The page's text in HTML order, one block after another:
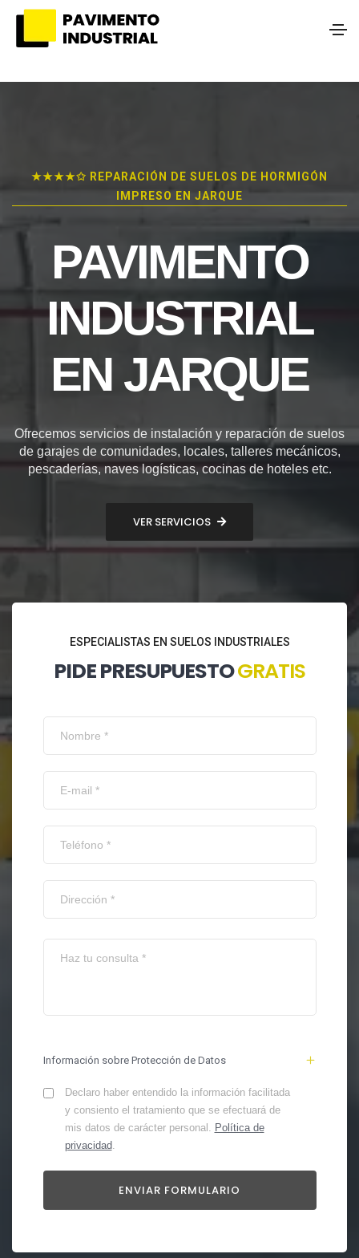
★★★★✩ REPARACIÓN DE SUELOS DE HORMIGÓN
IMPRESO EN JARQUE
PAVIMENTO
INDUSTRIAL
EN JARQUE
Ofrecemos servicios de instalación y reparación de suelos
de garajes de comunidades, locales, talleres mecánicos,
pescaderías, naves logísticas, cocinas de hoteles etc.
VER SERVICIOS
ESPECIALISTAS EN SUELOS INDUSTRIALES
PIDE PRESUPUESTOGRATIS
Información sobre Protección de Datos
Declaro haber entendido la información facilitada
y consiento el tratamiento que se efectuará de
mis datos de carácter personal. Política de
privacidad.